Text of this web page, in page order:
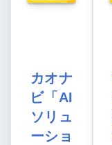
カオナ
ビ「AI
ソリュ
ーショ